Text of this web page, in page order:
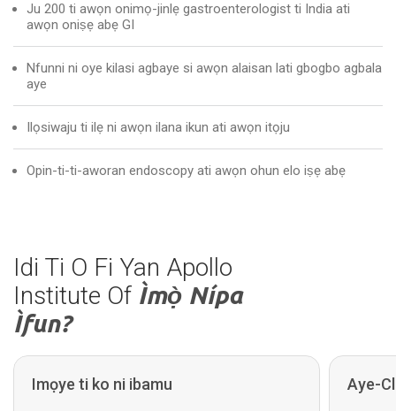
Ju 200 ti awọn onimọ-jinlẹ gastroenterologist ti India ati
awọn oniṣẹ abẹ GI
Nfunni ni oye kilasi agbaye si awọn alaisan lati gbogbo agbala
aye
Ilọsiwaju ti ilẹ ni awọn ilana ikun ati awọn itọju
Opin-ti-ti-aworan endoscopy ati awọn ohun elo iṣẹ abẹ
Idi Ti O Fi Yan Apollo
Institute Of Ìmọ̀ Nípa
Ìfun?
Imọye ti ko ni ibamu Aye-